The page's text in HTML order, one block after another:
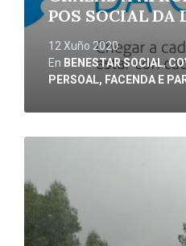
POS SOCIAL DA
12 Xuño 2020
En BENESTAR SOCIAL,
PERSOAL, FACENDA E
Ler